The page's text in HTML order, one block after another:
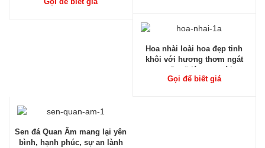
Hoa nhài loài hoa đẹp tinh
khôi với hương thơm ngát
quyến rũ lòng người
Gọi để biết giá
Sen đá Quan Âm mang lại yên
bình, hạnh phúc, sự an lành